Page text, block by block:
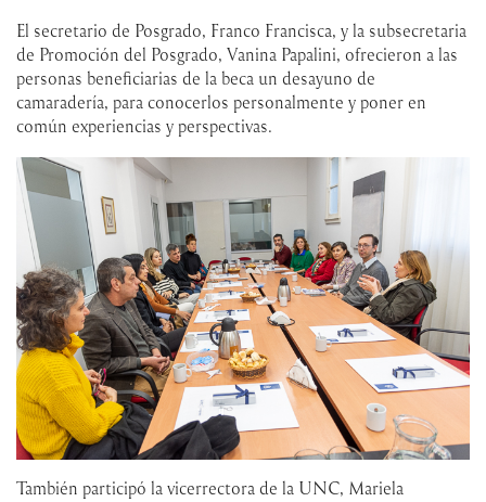
El secretario de Posgrado, Franco Francisca, y la subsecretaria
de Promoción del Posgrado, Vanina Papalini, ofrecieron a las
personas beneficiarias de la beca un desayuno de
camaradería, para conocerlos personalmente y poner en
común experiencias y perspectivas.
También participó la vicerrectora de la UNC, Mariela